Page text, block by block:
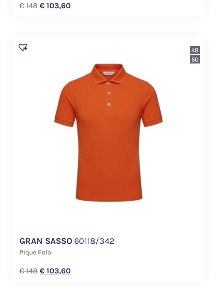
€148 € 103,60
GRAN SASSO 60118/342
Pique Polo.
€148 € 103,60
48
50